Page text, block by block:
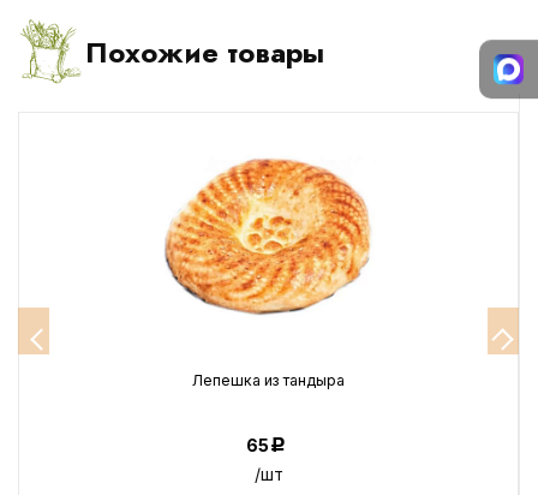
Похожие товары
Лепешка из тандыра
65Р
/шт